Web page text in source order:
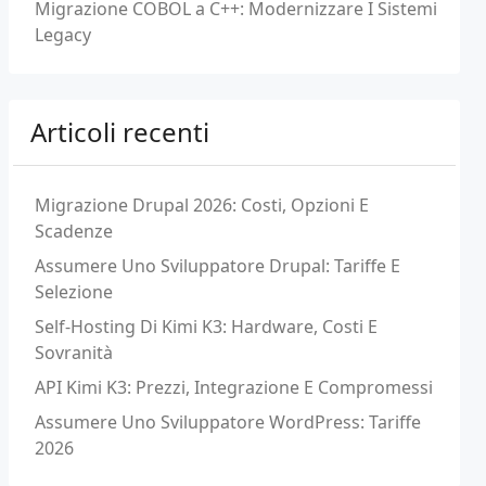
Migrazione COBOL a C++: Modernizzare I Sistemi
Legacy
Articoli recenti
Migrazione Drupal 2026: Costi, Opzioni E
Scadenze
Assumere Uno Sviluppatore Drupal: Tariffe E
Selezione
Self-Hosting Di Kimi K3: Hardware, Costi E
Sovranità
API Kimi K3: Prezzi, Integrazione E Compromessi
Assumere Uno Sviluppatore WordPress: Tariffe
2026